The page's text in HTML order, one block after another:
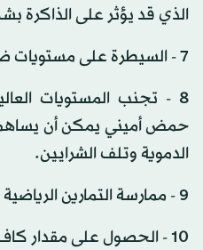
الذي قد يؤثر على الذاكرة
7 - السيطرة على مستويات ضغط الدم.
8 - تجنب المستويات
حمض أميني يمكن أن
الدموية وتلف الشرايين.
9 - ممارسة التمارين الرياضية بانتظام.
10 - الحصول على مقدار كاف من النوم.